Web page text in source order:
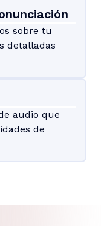
sobre tu
detalladas
audio que
de